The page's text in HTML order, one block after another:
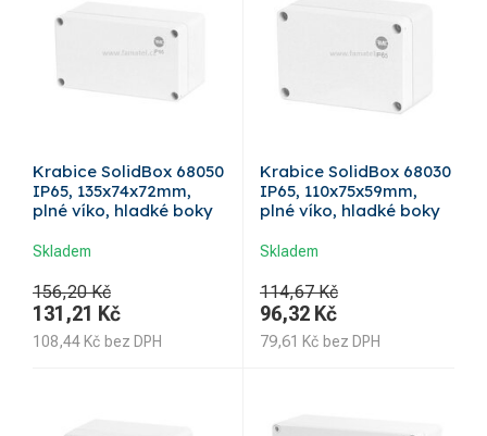
Krabice SolidBox 68050
IP65, 135x74x72mm,
plné víko, hladké boky
Skladem
156,20 Kč
131,21 Kč
108,44 Kč bez DPH
Krabice SolidBox 68030
IP65, 110x75x59mm,
plné víko, hladké boky
Skladem
114,67 Kč
96,32 Kč
79,61 Kč bez DPH